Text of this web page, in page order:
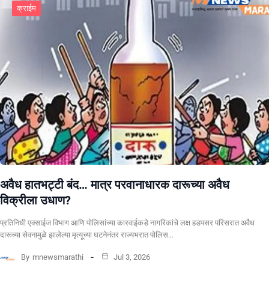
क्राईम
अवैध हातभट्टी बंद… मात्र परवानाधारक दारूच्या अवैध
विक्रीला उधाण?
प्रतिनिधी एक्साईज विभाग आणि पोलिसांच्या कारवाईकडे नागरिकांचे लक्ष हडपसर परिसरात अवैध
दारूच्या सेवनामुळे झालेल्या मृत्यूच्या घटनेनंतर राज्यभरात पोलिस…
By mnewsmarathi Jul 3, 2026